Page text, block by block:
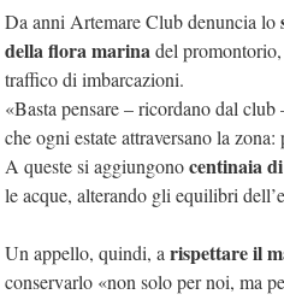
Da anni Artemare Club denuncia lo
della flora marinadel promontorio,
traffico di imbarcazioni.
«Basta pensare – ricordano dal club
che ogni estate attraversano la
A queste si aggiungonocentinaia
le acque, alterando gli equilibri
Un appello, quindi, a rispettare il
conservarlo «non solo per noi, ma